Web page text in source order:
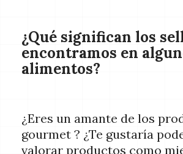
¿Qué significan los
encontramos en
alimentos?
¿Eres un amante de los
gourmet ? ¿Te gustaría
valorar productos como